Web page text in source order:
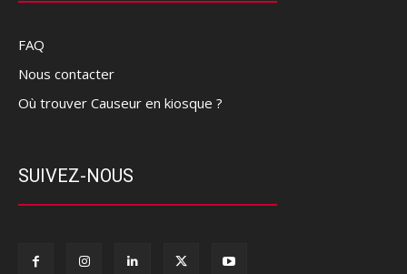
FAQ
Nous contacter
Où trouver Causeur en kiosque ?
SUIVEZ-NOUS